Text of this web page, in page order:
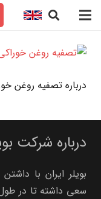
درباره تصفیه روغن
درباره شرکت
بویلر ایران با
سعی داشته تا در طول